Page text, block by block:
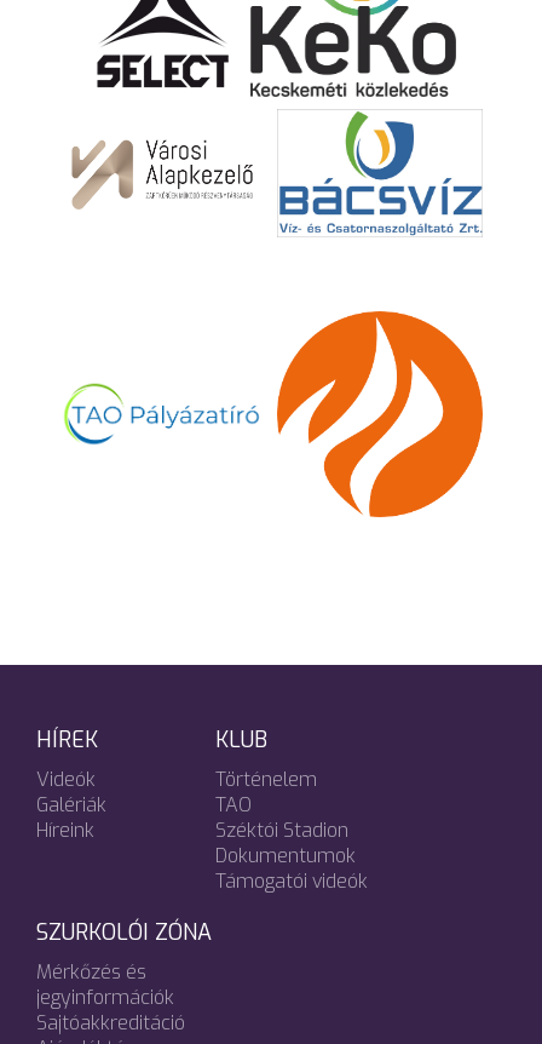
HÍREK
Videók
Galériák
Híreink
KLUB
Történelem
TAO
Széktói Stadion
Dokumentumok
Támogatói videók
SZURKOLÓI ZÓNA
Mérkőzés és
jegyinformációk
Sajtóakkreditáció